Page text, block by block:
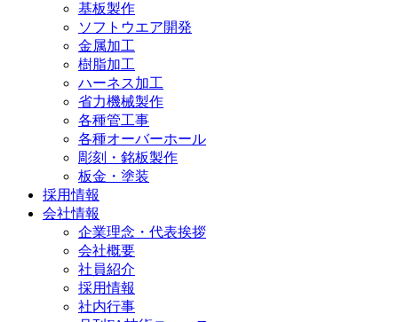
基板製作
ソフトウエア開発
金属加工
樹脂加工
ハーネス加工
省力機械製作
各種管工事
各種オーバーホール
彫刻・銘板製作
板金・塗装
採用情報
会社情報
企業理念・代表挨拶
会社概要
社員紹介
採用情報
社内行事